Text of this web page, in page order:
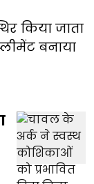
किया जाता
बनाया